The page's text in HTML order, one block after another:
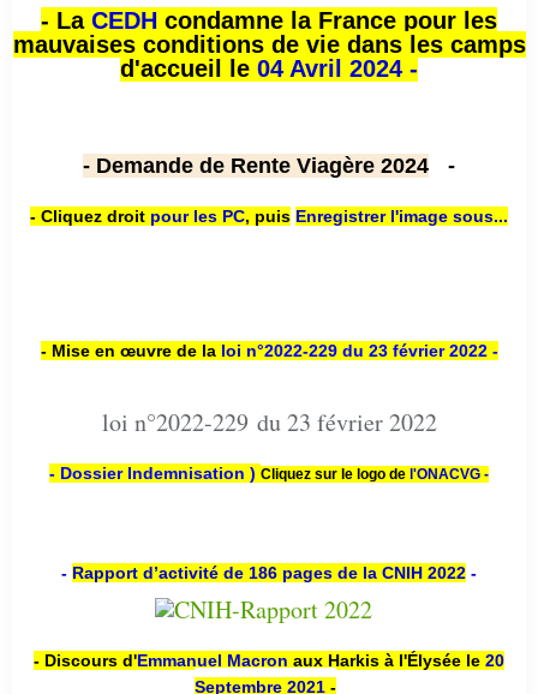
- La CEDH condamne la France pour les
mauvaises conditions de vie dans les camps
d'accueil le 04 Avril 2024 -
- Demande de Rente Viagère 2024 -
- Cliquez droit pour les PC, puis Enregistrer l'image sous...
- Mise en œuvre de la loi n°2022-229 du 23 février 2022 -
loi n°2022-229 du 23 février 2022
- Dossier Indemnisation ) Cliquez sur le logo de l'ONACVG -
- Rapport d’activité de 186 pages de la CNIH 2022 -
- Discours d'Emmanuel Macron aux Harkis à l'Élysée le 20
Septembre 2021 -